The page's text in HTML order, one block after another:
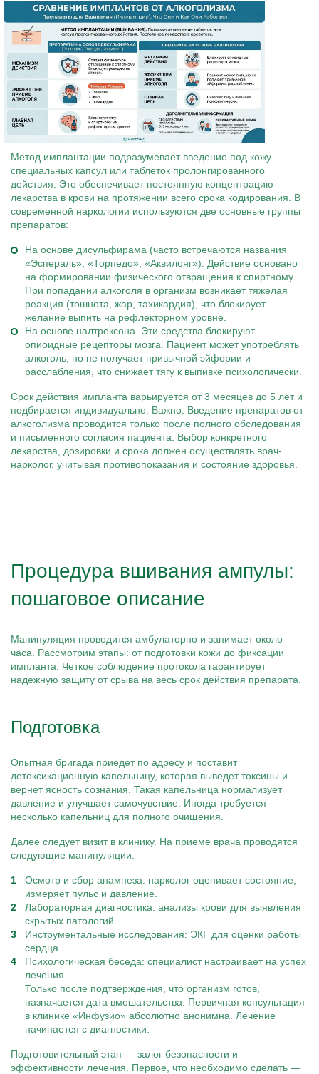
Метод имплантации подразумевает введение под кожу
специальных капсул или таблеток пролонгированного
действия. Это обеспечивает постоянную концентрацию
лекарства в крови на протяжении всего срока кодирования. В
современной наркологии используются две основные группы
препаратов:
На основе дисульфирама (часто встречаются названия
«Эспераль», «Торпедо», «Аквилонг»). Действие основано
на формировании физического отвращения к спиртному.
При попадании алкоголя в организм возникает тяжелая
реакция (тошнота, жар, тахикардия), что блокирует
желание выпить на рефлекторном уровне.
На основе налтрексона. Эти средства блокируют
опиоидные рецепторы мозга. Пациент может употреблять
алкоголь, но не получает привычной эйфории и
расслабления, что снижает тягу к выпивке психологически.
Срок действия импланта варьируется от 3 месяцев до 5 лет и
подбирается индивидуально. Важно: Введение препаратов от
алкоголизма проводится только после полного обследования
и письменного согласия пациента. Выбор конкретного
лекарства, дозировки и срока должен осуществлять врач-
нарколог, учитывая противопоказания и состояние здоровья.
Процедура вшивания ампулы:
пошаговое описание
Манипуляция проводится амбулаторно и занимает около
часа. Рассмотрим этапы: от подготовки кожи до фиксации
импланта. Четкое соблюдение протокола гарантирует
надежную защиту от срыва на весь срок действия препарата.
Подготовка
Опытная бригада приедет по адресу и поставит
детоксикационную капельницу, которая выведет токсины и
вернет ясность сознания. Такая капельница нормализует
давление и улучшает самочувствие. Иногда требуется
несколько капельниц для полного очищения.
Далее следует визит в клинику. На приеме врача проводятся
следующие манипуляции.
Осмотр и сбор анамнеза: нарколог оценивает состояние,
измеряет пульс и давление.
Лабораторная диагностика: анализы крови для выявления
скрытых патологий.
Инструментальные исследования: ЭКГ для оценки работы
сердца.
Психологическая беседа: специалист настраивает на успех
лечения.
Только после подтверждения, что организм готов,
назначается дата вмешательства. Первичная консультация
в клинике «Инфузио» абсолютно анонимна. Лечение
начинается с диагностики.
Подготовительный этап — залог безопасности и
эффективности лечения. Первое, что необходимо сделать —